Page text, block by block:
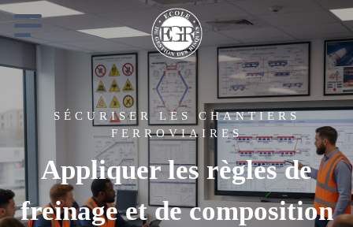
SÉCURISER LES CHANTIERS
FERROVIAIRES
Appliquer les règles de
freinage et de composition
Cookies management panel